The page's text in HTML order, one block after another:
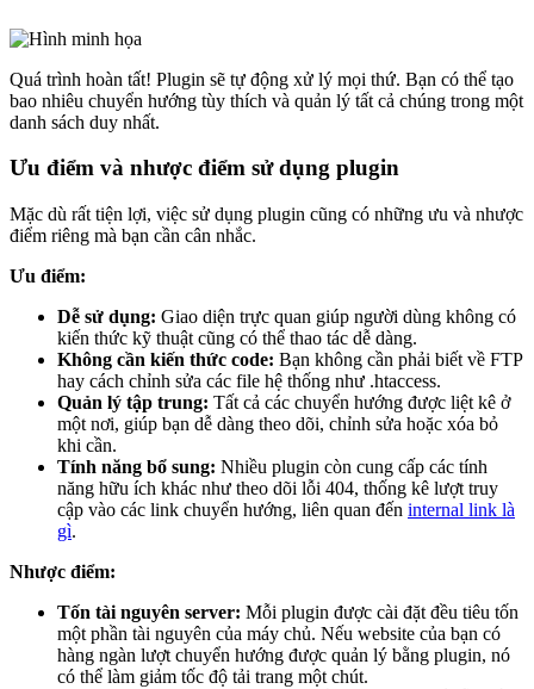
Quá trình hoàn tất! Plugin sẽ tự động xử lý mọi thứ. Bạn có thể tạo
bao nhiêu chuyển hướng tùy thích và quản lý tất cả chúng trong một
danh sách duy nhất.
Ưu điểm và nhược điểm sử dụng plugin
Mặc dù rất tiện lợi, việc sử dụng plugin cũng có những ưu và nhược
điểm riêng mà bạn cần cân nhắc.
Ưu điểm:
Dễ sử dụng: Giao diện trực quan giúp người dùng không có
kiến thức kỹ thuật cũng có thể thao tác dễ dàng.
Không cần kiến thức code: Bạn không cần phải biết về FTP
hay cách chỉnh sửa các file hệ thống như .htaccess.
Quản lý tập trung: Tất cả các chuyển hướng được liệt kê ở
một nơi, giúp bạn dễ dàng theo dõi, chỉnh sửa hoặc xóa bỏ
khi cần.
Tính năng bổ sung: Nhiều plugin còn cung cấp các tính
năng hữu ích khác như theo dõi lỗi 404, thống kê lượt truy
cập vào các link chuyển hướng, liên quan đến internal link là
gì.
Nhược điểm:
Tốn tài nguyên server: Mỗi plugin được cài đặt đều tiêu tốn
một phần tài nguyên của máy chủ. Nếu website của bạn có
hàng ngàn lượt chuyển hướng được quản lý bằng plugin, nó
có thể làm giảm tốc độ tải trang một chút.